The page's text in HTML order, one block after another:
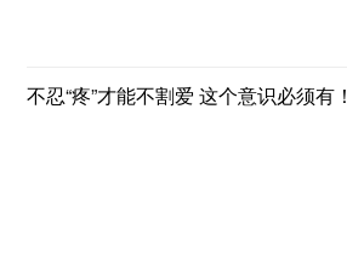
不忍“疼”才能不割爱 这个意识必须有！